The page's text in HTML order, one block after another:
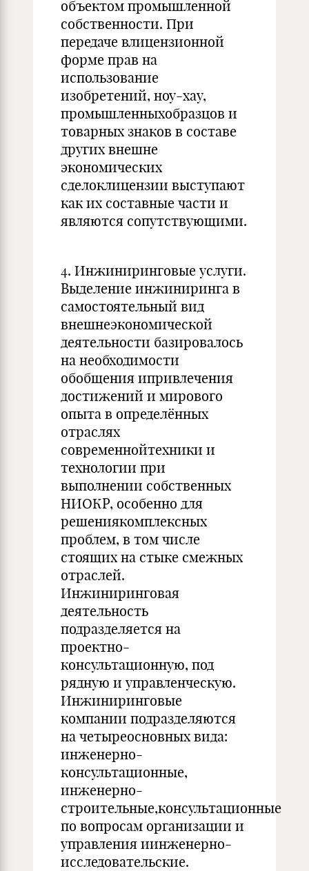
объектом промышленной
собственности. При
передаче влицензионной
форме прав на
использование
изобретений, ноу-хау,
промышленныхобразцов и
товарных знаков в составе
других внешне
экономических
сделоклицензии выступают
как их составные части и
являются сопутствующими.
4. Инжиниринговые услуги.
Выделение инжиниринга в
самостоятельный вид
внешнеэкономической
деятельности базировалось
на необходимости
обобщения ипривлечения
достижений и мирового
опыта в определённых
отраслях
современнойтехники и
технологии при
выполнении собственных
НИОКР, особенно для
решениякомплексных
проблем, в том числе
стоящих на стыке смежных
отраслей.
Инжиниринговая
деятельность
подразделяется на
проектно-
консультационную, под
рядную и управленческую.
Инжиниринговые
компании подразделяются
на четыреосновных вида:
инженерно-
консультационные,
инженерно-
строительные,консультационные
по вопросам организации и
управления иинженерно-
исследовательские.